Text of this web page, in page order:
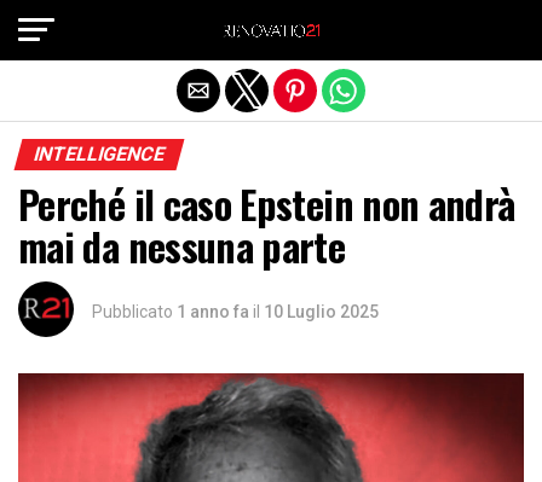
INTELLIGENCE
Perché il caso Epstein non andrà
mai da nessuna parte
Pubblicato 1 anno fa il 10 Luglio 2025
Exit mobile version